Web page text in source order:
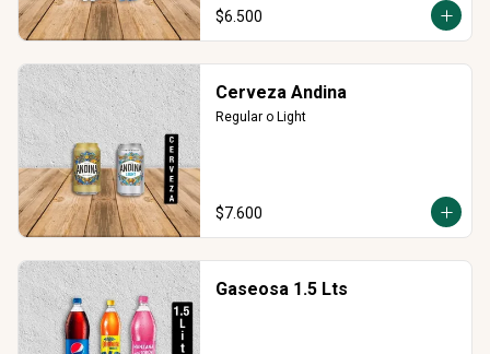
$6.500
Cerveza Andina
Regular o Light
$7.600
Gaseosa 1.5 Lts